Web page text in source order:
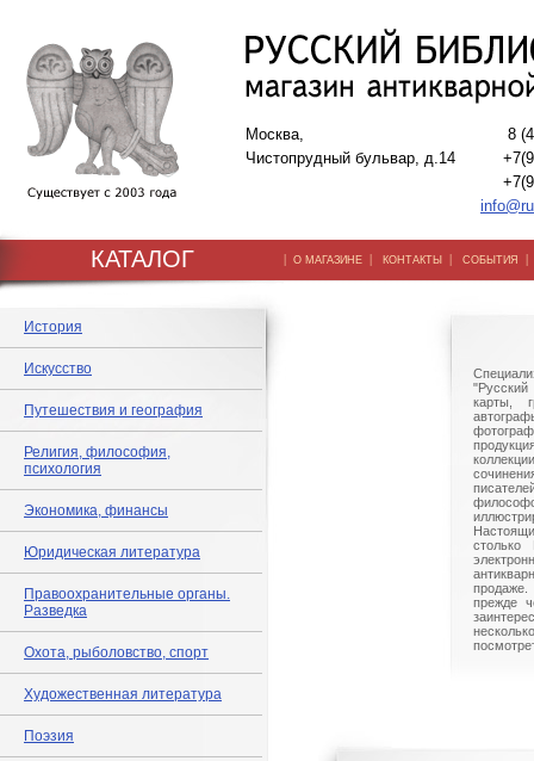
Москва,
Чистопрудный бульвар, д.14
8
КАТАЛОГ | О МАГАЗИНЕ | КОНТАКТЫ | СОБЫТИЯ
История
Искусство
Путешествия и география
Религия, философия,
психология
Экономика, финансы
Юридическая литература
Правоохранительные органы.
Разведка
Охота, рыболовство, спорт
Художественная литература
Поэзия
"Русский
карты,
столько
прежде